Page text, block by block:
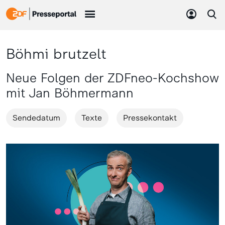
Böhmi brutzelt
Neue Folgen der ZDFneo-Kochshow
mit Jan Böhmermann
Sendedatum Texte Pressekontakt